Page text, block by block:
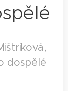
dospělé